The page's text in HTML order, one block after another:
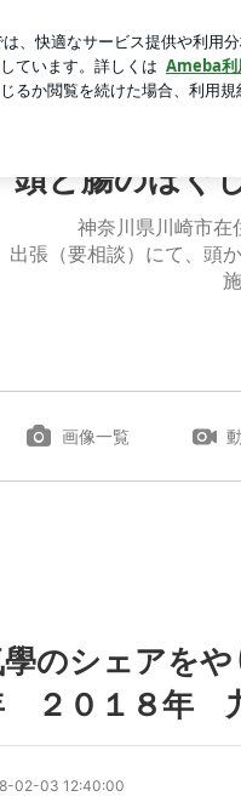
分他、出張も致します
遣社員の有給
頭と腸のほ
神奈川県川崎市在
張（要相談）にて、
画像一覧
のシェアをや
２０１８年
02-03 12:40:00